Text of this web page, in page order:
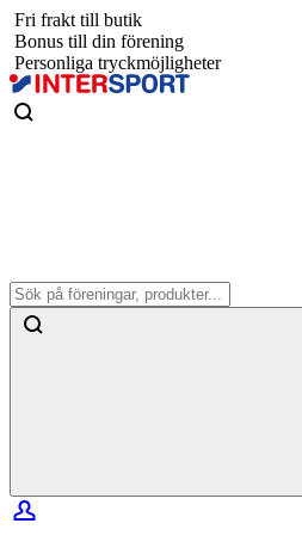
Fri frakt till butik
Bonus till din förening
Personliga tryckmöjligheter